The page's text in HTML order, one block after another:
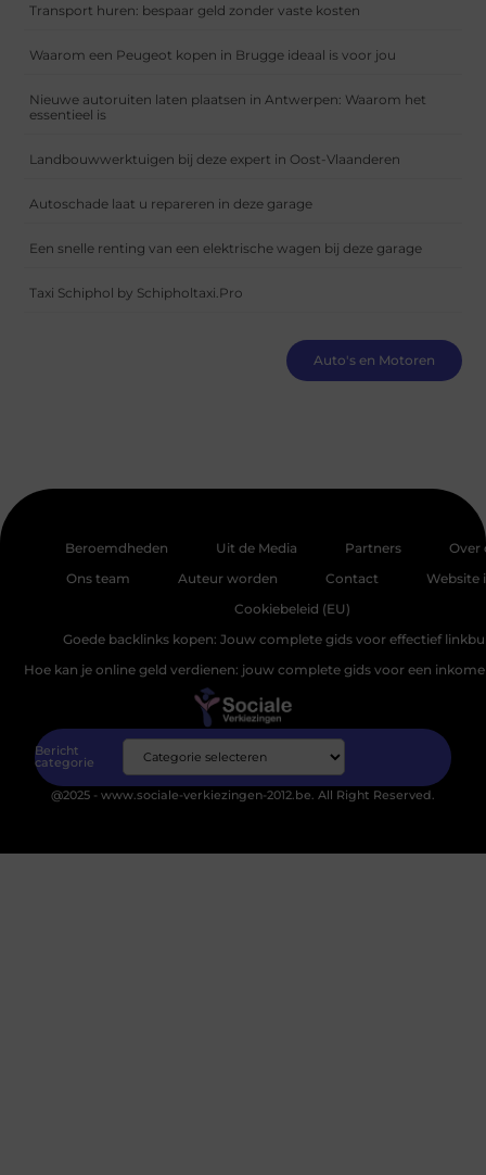
Transport huren: bespaar geld zonder vaste kosten
Waarom een Peugeot kopen in Brugge ideaal is voor jou
Nieuwe autoruiten laten plaatsen in Antwerpen: Waarom het
essentieel is
Landbouwwerktuigen bij deze expert in Oost-Vlaanderen
Autoschade laat u repareren in deze garage
Een snelle renting van een elektrische wagen bij deze garage
Taxi Schiphol by Schipholtaxi.Pro
Auto's en Motoren
Beroemdheden Uit de Media Partners
Over
Ons team
Auteur worden Contact
Website
Cookiebeleid (EU)
Goede backlinks kopen: Jouw complete gids voor effectief
Hoe kan je online geld verdienen: jouw complete gids voor een
Bericht
categorie
@2025 - www.sociale-verkiezingen-2012.be. All Right Reserved.